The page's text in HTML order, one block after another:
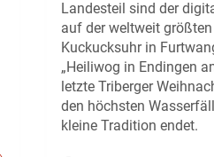
Landesteil sind der
auf der weltweit
Kuckucksuhr in
„Heiliwog in Endingen
letzte Triberger
den höchsten
kleine Tradition endet.